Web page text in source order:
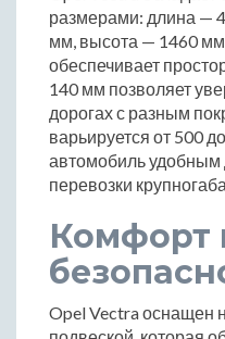
размерами: длина —
мм, высота — 1460
обеспечивает
140 мм позволяет
дорогах с разным
варьируется от 500
автомобиль удобным
перевозки
Комфорт
Opel Vectra оснащен